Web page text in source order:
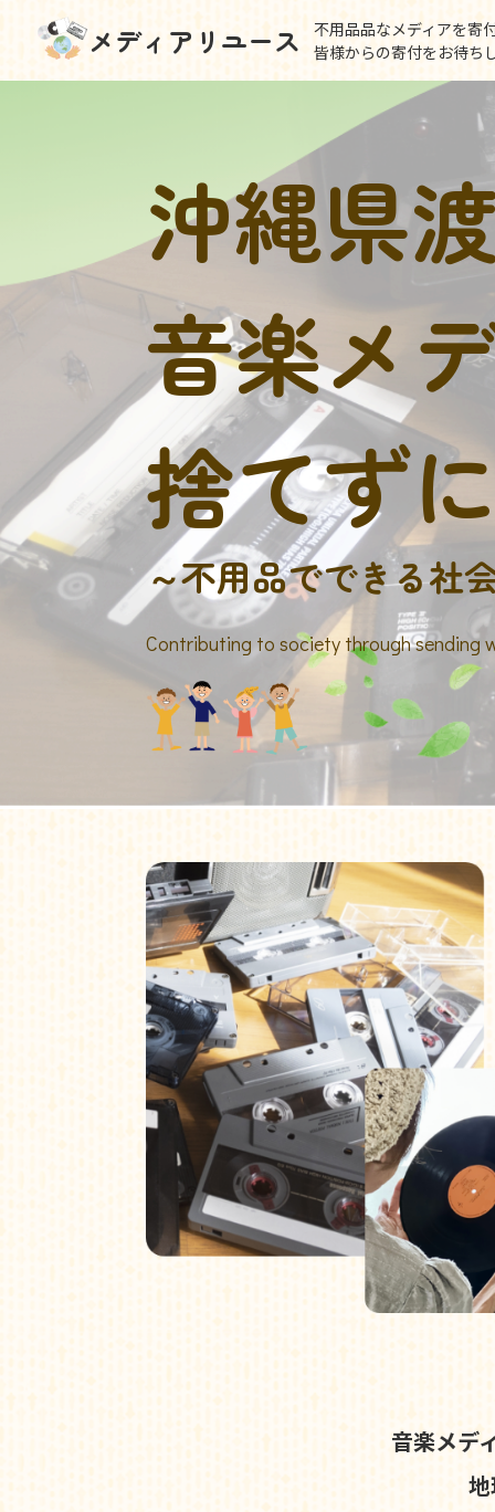
メディアリユース
不用品品なメディアを寄
皆様からの寄付をお待ち
沖縄県
音楽メ
捨てず
～不用品でできる社
Contributing to society through sending
音楽メデ